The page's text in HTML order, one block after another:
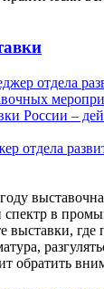
отдела
спектр в
выставки, где
обратить